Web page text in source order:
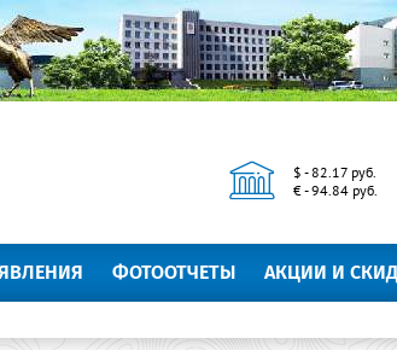
$ - 82.17 руб.
€ - 94.84 руб.
ФОТООТЧЕТЫ АКЦИИ И